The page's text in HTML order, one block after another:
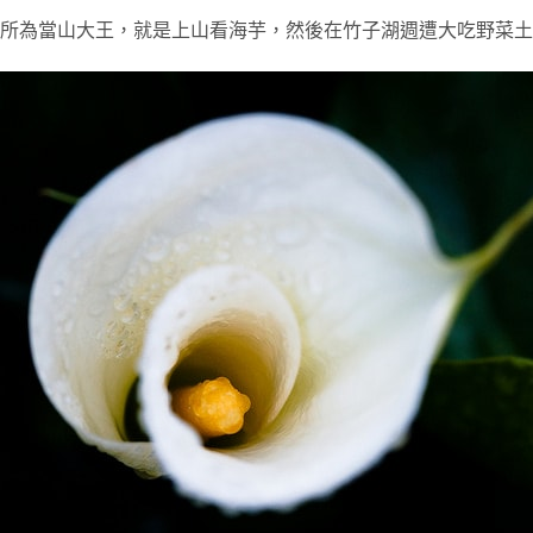
所為當山大王，就是上山看海芋，然後在竹子湖週遭大吃野菜